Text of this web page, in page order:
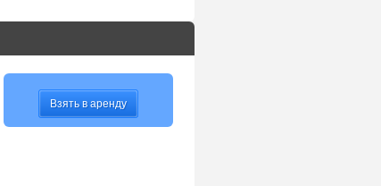
Взять в аренду